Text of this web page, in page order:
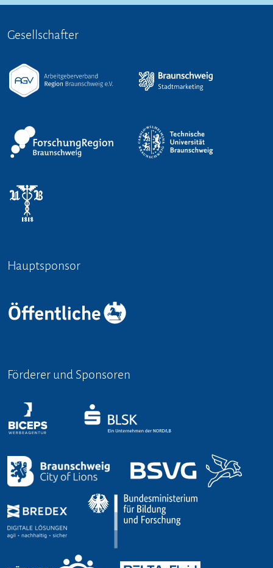
Gesellschafter
Hauptsponsor
Förderer und Sponsoren